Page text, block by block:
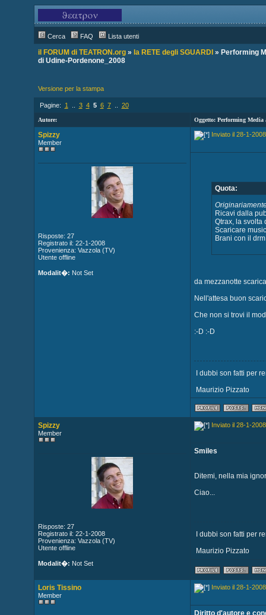
Cerca FAQ Lista utenti
il FORUM di TEATRON.org» la RETE degli SGUARDI » Performing
di Udine-Pordenone_2008
Versione per la stampa
Pagine: 1 3 4 5 6 7.. 20
Autore: Oggetto: Performing
Spizzy
Member
Risposte: 27
Registrato il: 22-1-2008
Provenienza: Vazzola (TV)
Utente offline
Modalit�: Not Set
Inviato il 28-1-
Quota:
Ricavi dalla
Qtrax, la svolta
Scaricare
Brani con il
da mezzanotte
Nell'attesa buon
Che non si trovi il
:-D :-D
I dubbi son fatti per
Maurizio Pizzato
Spizzy
Member
Risposte: 27
Registrato il: 22-1-2008
Provenienza: Vazzola (TV)
Utente offline
Modalit�: Not Set
Inviato il 28-1-
Smiles
Ditemi, nella mia
Ciao...
I dubbi son fatti per
Maurizio Pizzato
Loris Tissino
Member
Inviato il 28-1-
Diritto d'autore e